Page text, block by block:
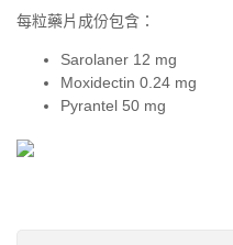
每粒藥片成份包含：
Sarolaner 12 mg
Moxidectin 0.24 mg
Pyrantel 50 mg